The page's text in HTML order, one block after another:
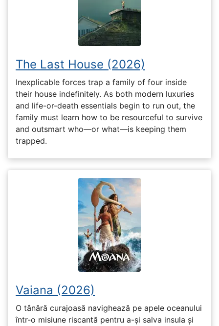
The Last House (2026)
Inexplicable forces trap a family of four inside
their house indefinitely. As both modern luxuries
and life-or-death essentials begin to run out, the
family must learn how to be resourceful to survive
and outsmart who—or what—is keeping them
trapped.
Vaiana (2026)
O tânără curajoasă navighează pe apele oceanului
într-o misiune riscantă pentru a-și salva insula și